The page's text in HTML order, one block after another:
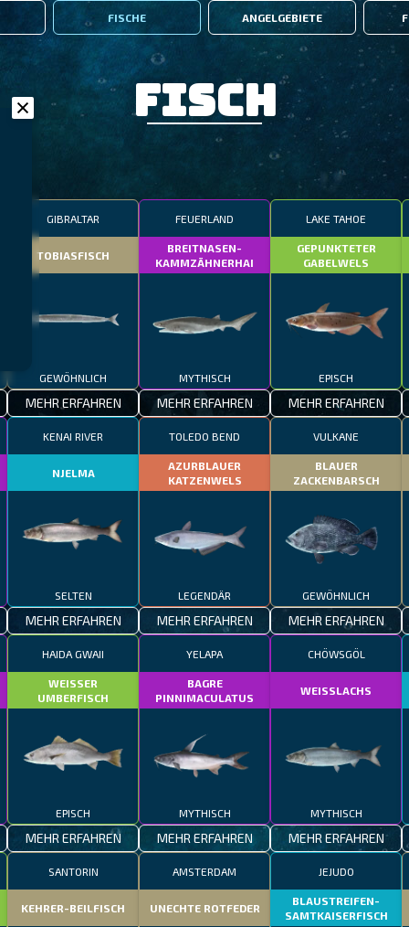
FISCHE ANGELGEBIETE
Fisch
GIBRALTAR
TOBIASFISCH
GEWÖHNLICH
MEHR ERFAHREN
FEUERLAND
BREITNASEN-
KAMMZÄHNERHAI
MYTHISCH
MEHR ERFAHREN
LAKE TAHOE
GEPUNKTETER
GABELWELS
EPISCH
MEHR ERFAHREN
KENAI RIVER
NJELMA
SELTEN
MEHR ERFAHREN
TOLEDO BEND
AZURBLAUER
KATZENWELS
LEGENDÄR
MEHR ERFAHREN
VULKANE
BLAUER
ZACKENBARSCH
GEWÖHNLICH
MEHR ERFAHREN
HAIDA GWAII
WEISSER
UMBERFISCH
EPISCH
MEHR ERFAHREN
YELAPA
BAGRE
PINNIMACULATUS
MYTHISCH
MEHR ERFAHREN
CHÖWSGÖL
WEISSLACHS
MYTHISCH
MEHR ERFAHREN
SANTORIN
KEHRER-BEILFISCH
AMSTERDAM
UNECHTE ROTFEDER
JEJUDO
BLAUSTREIFEN-
SAMTKAISERFISCH